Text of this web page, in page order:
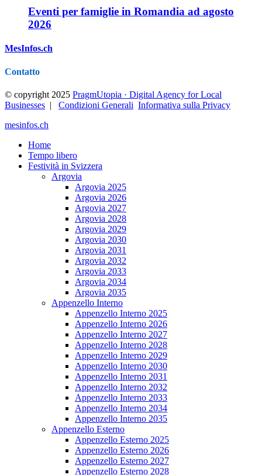
Eventi per famiglie in Romandia ad agosto
2026
MesInfos.ch
Contatto
© copyright 2025 PragmUtopia · Digital Agency for Local
Businesses | Condizioni Generali Informativa sulla Privacy
mesinfos.ch
Home
Tempo libero
Festività in Svizzera
Argovia
Argovia 2025
Argovia 2026
Argovia 2027
Argovia 2028
Argovia 2029
Argovia 2030
Argovia 2031
Argovia 2032
Argovia 2033
Argovia 2034
Argovia 2035
Appenzello Interno
Appenzello Interno 2025
Appenzello Interno 2026
Appenzello Interno 2027
Appenzello Interno 2028
Appenzello Interno 2029
Appenzello Interno 2030
Appenzello Interno 2031
Appenzello Interno 2032
Appenzello Interno 2033
Appenzello Interno 2034
Appenzello Interno 2035
Appenzello Esterno
Appenzello Esterno 2025
Appenzello Esterno 2026
Appenzello Esterno 2027
Appenzello Esterno 2028